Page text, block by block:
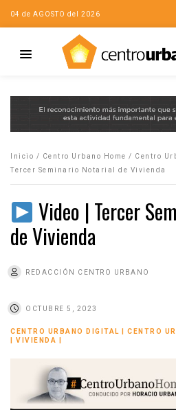
04 de AGOSTO del 2026
Inicio / Centro Urbano Home / Centro
Tercer Seminario Notarial de Vivienda
Video | Tercer
de Vivienda
REDACCIÓN CENTRO URBANO
OCTUBRE 5, 2023
CENTRO URBANO DIGITAL CENTRO
VIVIENDA